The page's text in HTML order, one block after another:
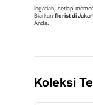
Ingatlah, setiap
Biarkan florist di
Anda.
Koleksi